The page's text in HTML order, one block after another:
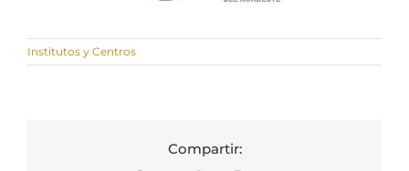
Institutos y Centros
Compartir: